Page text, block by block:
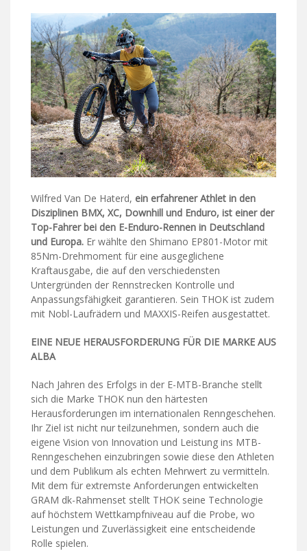
Wilfred Van De Haterd, ein erfahrener Athlet in den
Disziplinen BMX, XC, Downhill und Enduro, ist einer der
Top-Fahrer bei den E-Enduro-Rennen in Deutschland
und Europa. Er wählte den Shimano EP801-Motor mit
85Nm-Drehmoment für eine ausgeglichene
Kraftausgabe, die auf den verschiedensten
Untergründen der Rennstrecken Kontrolle und
Anpassungsfähigkeit garantieren. Sein THOK ist zudem
mit Nobl-Laufrädern und MAXXIS-Reifen ausgestattet.
EINE NEUE HERAUSFORDERUNG FÜR DIE MARKE AUS
ALBA
Nach Jahren des Erfolgs in der E-MTB-Branche stellt
sich die Marke THOK nun den härtesten
Herausforderungen im internationalen Renngeschehen.
Ihr Ziel ist nicht nur teilzunehmen, sondern auch die
eigene Vision von Innovation und Leistung ins MTB-
Renngeschehen einzubringen sowie diese den Athleten
und dem Publikum als echten Mehrwert zu vermitteln.
Mit dem für extremste Anforderungen entwickelten
GRAM dk-Rahmenset stellt THOK seine Technologie
auf höchstem Wettkampfniveau auf die Probe, wo
Leistungen und Zuverlässigkeit eine entscheidende
Rolle spielen.